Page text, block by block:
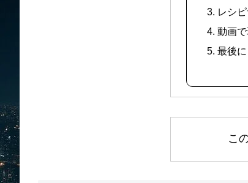
3. レシ
4. 動画
5. 最後に
こ